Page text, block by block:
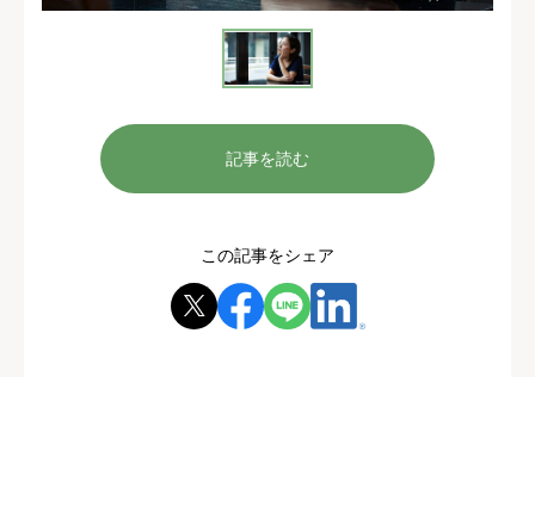
記事を読む
この記事をシェア